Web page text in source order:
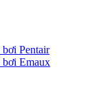
bơi Pentair
bơi Emaux